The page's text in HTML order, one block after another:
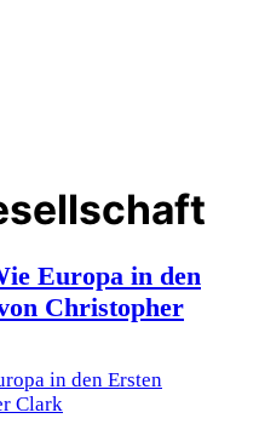
Europa in den
Christopher